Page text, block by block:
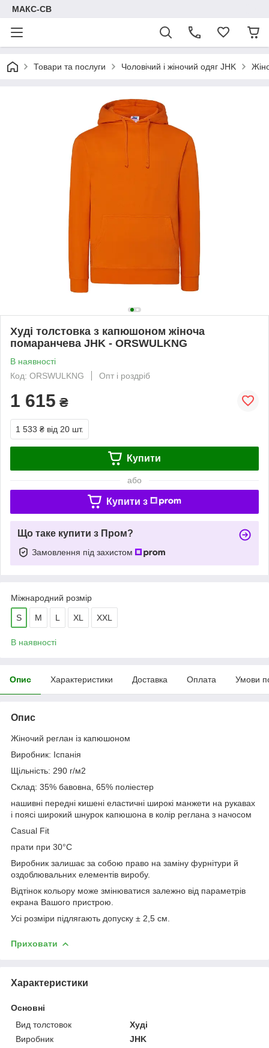
МАКС-СВ
Товари та послуги Чоловічий і жіночий одяг JHK
Худі толстовка з капюшоном жіноча
помаранчева JHK - ORSWULKNG
В наявності
Код: ORSWULKNG
Опт і роздріб
1 615 ₴
1 533 ₴ від 20 шт.
Купити
або
Купити з
Що таке купити з Пром?
Замовлення під захистом
Міжнародний розмір
S M L XL XXL
В наявності
Опис Характеристики Доставка Оплата Умови
Опис
Жіночий реглан із капюшоном
Виробник: Іспанія
Щільність: 290 г/м2
Склад: 35% бавовна, 65% поліестер
нашивні передні кишені еластичні широкі манжети на рукавах
і поясі широкий шнурок капюшона в колір реглана з начосом
Casual Fit
прати при 30°C
Виробник залишає за собою право на заміну фурнітури й
оздоблювальних елементів виробу.
Відтінок кольору може змінюватися залежно від параметрів
екрана Вашого пристрою.
Усі розміри підлягають допуску ± 2,5 см.
Приховати
Характеристики
Основні
Вид толстовок
Худі
Виробник
JHK